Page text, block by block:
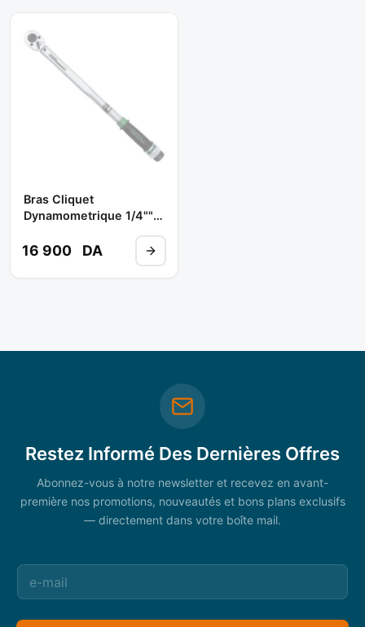
Bras Cliquet
Dynamometrique 1/4""
ANAF0803 ** TOPTUL
16 900 DA
Restez Informé Des Dernières Offres
Abonnez-vous à notre newsletter et recevez en avant-
première nos promotions, nouveautés et bons plans exclusifs
— directement dans votre boîte mail.